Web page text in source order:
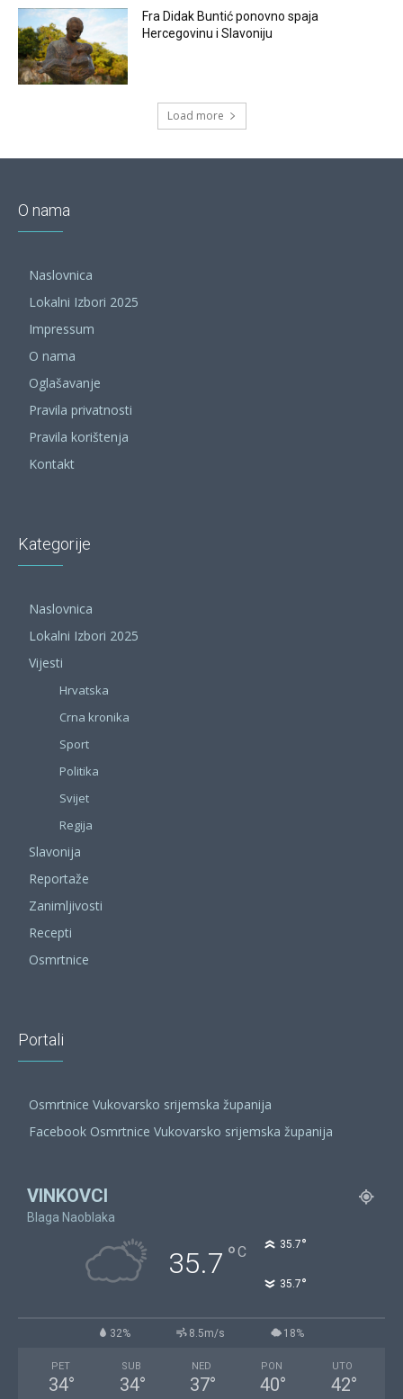
Fra Didak Buntić ponovno spaja
Hercegovinu i Slavoniju
Load more
O nama
Naslovnica
Lokalni Izbori 2025
Impressum
O nama
Oglašavanje
Pravila privatnosti
Pravila korištenja
Kontakt
Kategorije
Naslovnica
Lokalni Izbori 2025
Vijesti
Hrvatska
Crna kronika
Sport
Politika
Svijet
Regija
Slavonija
Reportaže
Zanimljivosti
Recepti
Osmrtnice
Portali
Osmrtnice Vukovarsko srijemska županija
Facebook Osmrtnice Vukovarsko srijemska županija
VINKOVCI
Blaga Naoblaka
35.7 °C 35.7°
35.7°
32% 8.5m/s 18%
PET
34°
SUB
34°
NED
37°
PON
40°
UTO
42°